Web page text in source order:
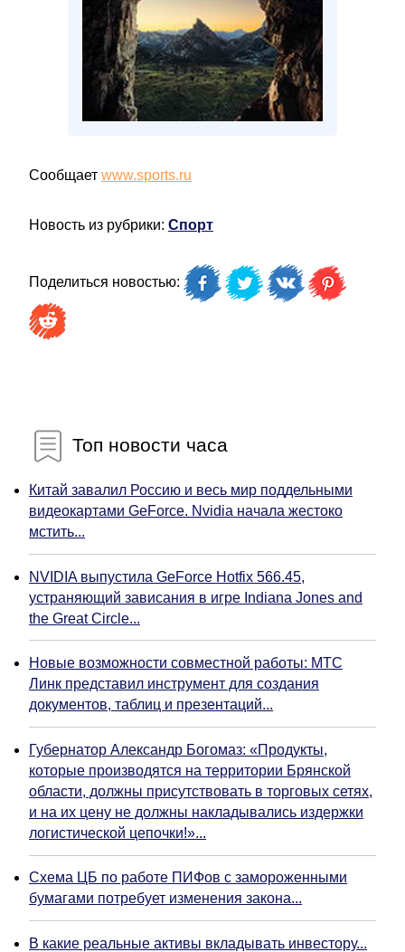
Сообщает www.sports.ru
Новость из рубрики: Спорт
Поделиться новостью:
Топ новости часа
Китай завалил Россию и весь мир поддельными
видеокартами GeForce. Nvidia начала жестоко
мстить...
NVIDIA выпустила GeForce Hotfix 566.45,
устраняющий зависания в игре Indiana Jones and
the Great Circle...
Новые возможности совместной работы: МТС
Линк представил инструмент для создания
документов, таблиц и презентаций...
Губернатор Александр Богомаз: «Продукты,
которые производятся на территории Брянской
области, должны присутствовать в торговых сетях,
и на их цену не должны накладывались издержки
логистической цепочки!»...
Схема ЦБ по работе ПИФов с замороженными
бумагами потребует изменения закона...
В какие реальные активы вкладывать инвестору...